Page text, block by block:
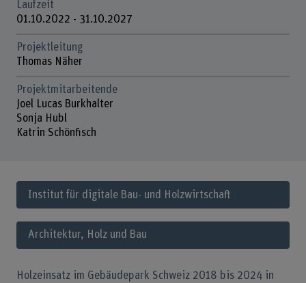
Laufzeit
01.10.2022 - 31.10.2027
Projektleitung
Thomas Näher
Projektmitarbeitende
Joel Lucas Burkhalter
Sonja Hubl
Katrin Schönfisch
Institut für digitale Bau- und Holzwirtschaft
Architektur, Holz und Bau
Holzeinsatz im Gebäudepark Schweiz 2018 bis 2024 in